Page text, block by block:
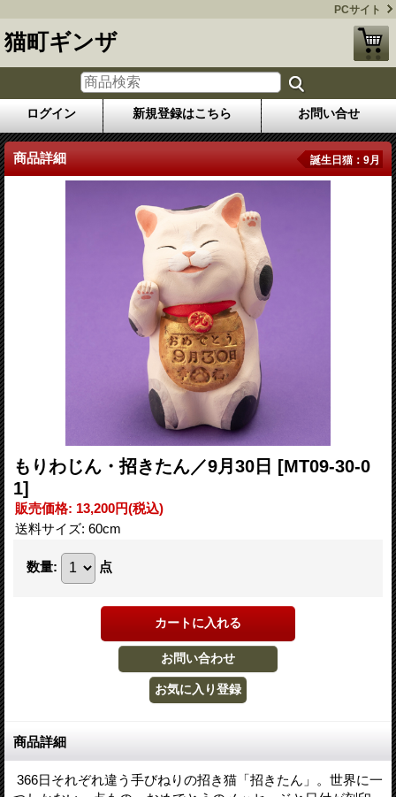
PCサイト
猫町ギンザ
ログイン 新規登録はこちら お問い合せ
商品詳細 誕生日猫：9月
もりわじん・招きたん／9月30日 [MT09-30-0
1]
販売価格: 13,200円(税込)
送料サイズ: 60cm
数量: 点
商品詳細
366日それぞれ違う手びねりの招き猫「招きたん」。世界に一